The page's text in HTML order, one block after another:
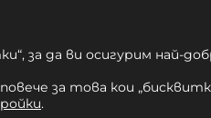
за да ви осигурим най-
за това кои
.